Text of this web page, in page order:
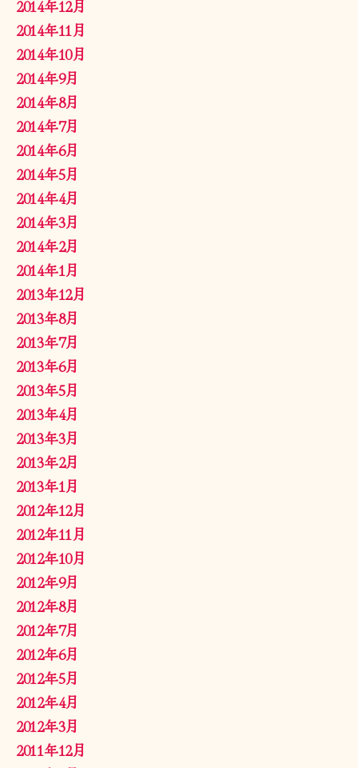
2014年12月
2014年11月
2014年10月
2014年9月
2014年8月
2014年7月
2014年6月
2014年5月
2014年4月
2014年3月
2014年2月
2014年1月
2013年12月
2013年8月
2013年7月
2013年6月
2013年5月
2013年4月
2013年3月
2013年2月
2013年1月
2012年12月
2012年11月
2012年10月
2012年9月
2012年8月
2012年7月
2012年6月
2012年5月
2012年4月
2012年3月
2011年12月